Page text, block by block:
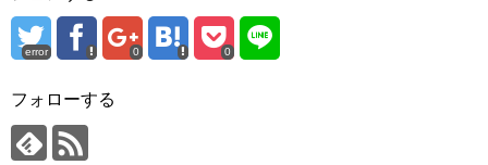
error 0 0
フォローする